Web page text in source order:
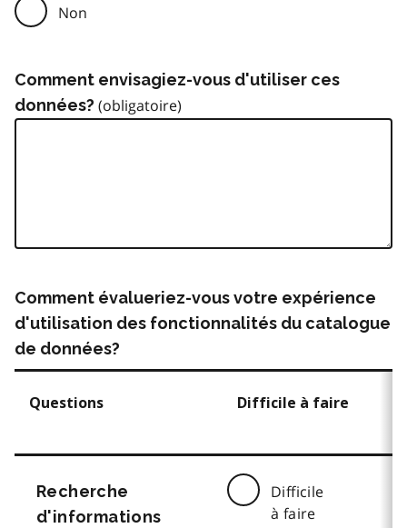
Non
Comment envisagiez-vous d'utiliser ces
données?
Comment évalueriez-vous votre expérience
d'utilisation des fonctionnalités du catalogue
de données?
Questions Difficile à faire
Recherche
d'informations
Difficile
à faire